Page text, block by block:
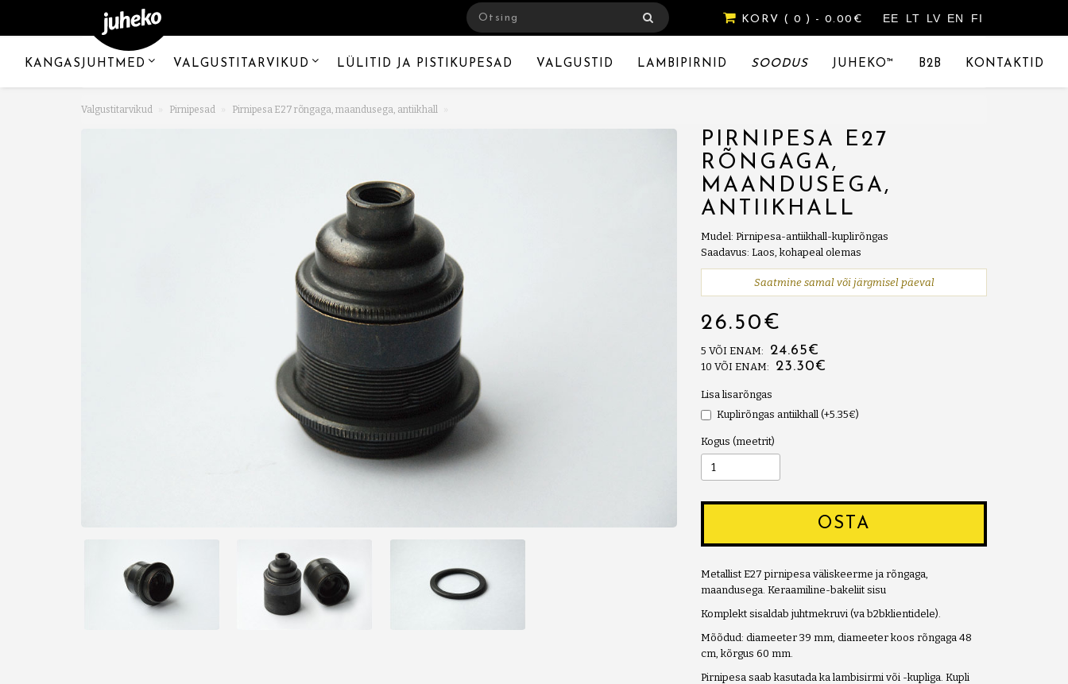
EE LT LV EN FI
KORV ( 0 ) - 0.00€
KANGASJUHTMED VALGUSTITARVIKUD LÜLITID JA PISTIKUPESAD VALGUSTID LAMBIPIRNID SOODUS JUHEKO™ B2B KONTAKTID
Valgustitarvikud Pirnipesad Pirnipesa E27 rõngaga, maandusega, antiikhall
PIRNIPESA E27
RÕNGAGA,
MAANDUSEGA,
ANTIIKHALL
Mudel: Pirnipesa-antiikhall-kuplirõngas
Saadavus: Laos, kohapeal olemas
Saatmine samal või järgmisel päeval
26.50€
5 VÕI ENAM: 24.65€
10 VÕI ENAM: 23.30€
Lisa lisarõngas
Kuplirõngas antiikhall (+5.35€)
Kogus
OSTA
Metallist E27 pirnipesa väliskeerme ja rõngaga,
maandusega. Keraamiline-bakeliit sisu
Komplekt sisaldab juhtmekruvi (va b2bklientidele).
Mõõdud: diameeter 39 mm, diameeter koos rõngaga 48
cm, kõrgus 60 mm.
Pirnipesa saab kasutada ka lambisirmi või -kupliga. Kupli